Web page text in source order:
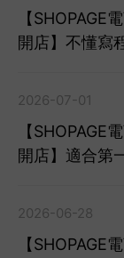
【SHOPAGE
開店】不懂寫
2026-07-01
【SHOPAGE
開店】適合第
2026-06-28
【SHOPAGE